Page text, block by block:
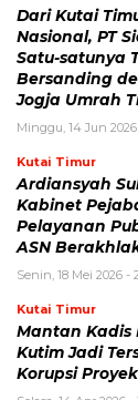
Dari Kutai
Nasional, PT
Satu-satunya
Bersanding
Jogja Umrah
Minggu, 14 Jun
Kutai Timur
Ardiansyah
Kabinet
Pelayanan
ASN
Senin, 18 Mei 2026 -
Kutai Timur
Mantan Kadis
Kutim Jadi
Korupsi